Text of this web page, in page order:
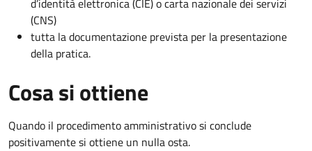
d’identità elettronica (CIE) o carta nazionale dei servizi
(CNS)
tutta la documentazione prevista per la presentazione
della pratica.
Cosa si ottiene
Quando il procedimento amministrativo si conclude
positivamente si ottiene un nulla osta.